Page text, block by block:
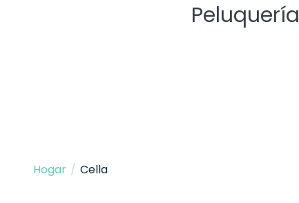
Peluquería
Hogar / Cella